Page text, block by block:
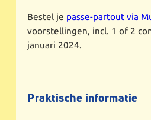
Bestel je passe-partout via
voorstellingen, incl. 1 of 2
januari 2024.
Praktische informatie